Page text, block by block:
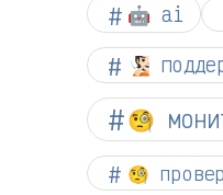
🤖 ai
🧏🏻
🧐
🧐